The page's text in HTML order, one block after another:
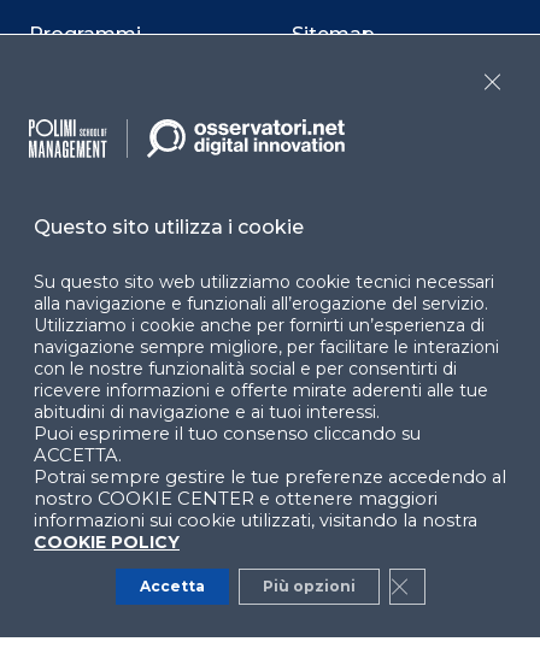
Programmi Sitemap
Facebook LinkedIn
YouTube X
© 2024 Copyright © Politecnico di Milano Dipartimento
di Ingegneria Gestionale
Questo sito utilizza i cookie
Su questo sito web utilizziamo cookie tecnici necessari
alla navigazione e funzionali all’erogazione del servizio.
Utilizziamo i cookie anche per fornirti un’esperienza di
navigazione sempre migliore, per facilitare le interazioni
con le nostre funzionalità social e per consentirti di
ricevere informazioni e offerte mirate aderenti alle tue
abitudini di navigazione e ai tuoi interessi.
Puoi esprimere il tuo consenso cliccando su
ACCETTA.
Potrai sempre gestire le tue preferenze accedendo al
nostro COOKIE CENTER e ottenere maggiori
informazioni sui cookie utilizzati, visitando la nostra
COOKIE POLICY
Accetta Più opzioni Close GDPR